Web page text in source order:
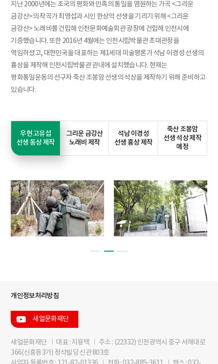
지난 2000년에는 조국의 평화와 민족의 통일을 염원하는 가곡 <그리운
금강산>의 작곡가 최영섭과 시인 한상억 선생을 기리기 위해 <그리운
금강산> 노래비를 건립해 인천문화예술회관 광장에 건립해 인천시에
기증했습니다. 또한 2016년 4월에는 인천시립박물관 초대관장을
역임하셨고, 대한민국을 대표하는 제1세대 미술평론가 석남 이경성 선생의
흉상을 제작해 인천시립박물관 관내에 설치했습니다. 현재는
평화통일운동의 선구자 죽산 조봉암 선생의 석상을 제작하기 위해 준비하고
있습니다.
우현 고유섭
선생 동상 제작
그리운 금강산
노래비 제작
석남 이경성
선생 흉상 제작
죽산 조봉암
선생 석상 제작
예정
개인정보처리방침
새얼문화재단
새얼문화재단 대표 : 지용택
주소 : (22332) 인천광역시 중구 서해대로
366(신흥동3가) 정석빌딩 신관 803호